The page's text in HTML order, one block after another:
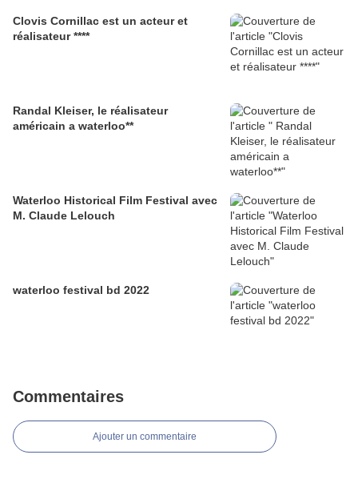
Clovis Cornillac est un acteur et
réalisateur ****
Randal Kleiser, le réalisateur
américain a waterloo**
Waterloo Historical Film Festival avec
M. Claude Lelouch
waterloo festival bd 2022
Commentaires
Ajouter un commentaire